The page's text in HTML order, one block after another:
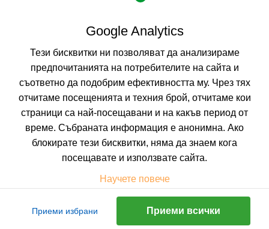
Не изпускайте нито една оферта!
добрите ни предложения и специални
отстъпки?
Абонирайте се за нашия бюлетин сега !
Абонирай ме
Google Analytics
Тези бисквитки ни позволяват да анализираме
предпочитанията на потребителите на сайта и
съответно да подобрим ефективността му. Чрез тях
отчитаме посещенията и техния брой, отчитаме кои
страници са най-посещавани и на какъв период от
време. Събраната информация е анонимна. Ако
блокирате тези бисквитки, няма да знаем кога
посещавате и използвате сайта.
Научете повече
Приеми избрани Приеми всички